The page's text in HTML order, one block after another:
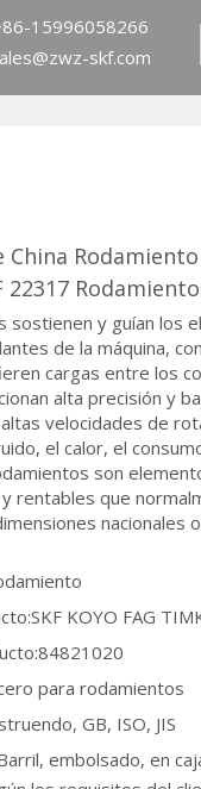
15996058266
skf.com
China
22317
sostienen y guían los
de la máquina,
cargas entre los
alta precisión y
velocidades de
el calor, el
son
rentables que
nacionales
SKF KOYO FAG
84821020
para rodamientos
GB, ISO, JIS
embolsado, en